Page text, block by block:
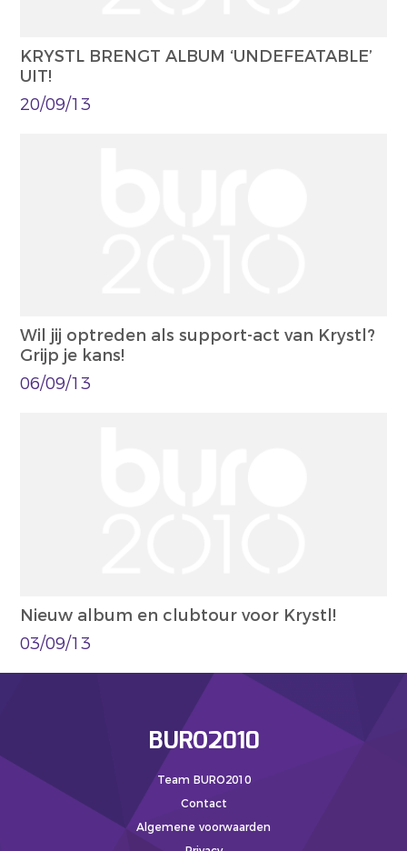
KRYSTL BRENGT ALBUM ‘UNDEFEATABLE’
UIT!
20/09/13
Wil jij optreden als support-act van Krystl?
Grijp je kans!
06/09/13
Nieuw album en clubtour voor Krystl!
03/09/13
BURO2010
Team BURO2010
Contact
Algemene voorwaarden